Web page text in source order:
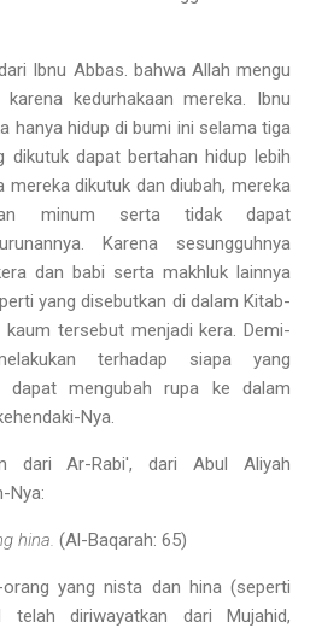
Ibnu Abbas. bahwa Allah mengu
kedurhakaan mereka. Ibnu
hanya hidup di bumi ini selama tiga
dikutuk dapat bertahan hidup lebih
mereka dikutuk dan diubah, mereka
minum serta tidak dapat
Karena sesungguhnya
dan babi serta makhluk lainnya
yang disebutkan di dalam Ki­tab-
kaum tersebut menjadi kera. Demi­
terhadap siapa yang
dapat mengubah rupa ke dalam
Nya.
dari Ar-Rabi', dari Abul Aliyah
Nya:
hina. (Al-Baqarah: 65)
yang nista dan hina (seperti
diriwayatkan dari Mujahid,